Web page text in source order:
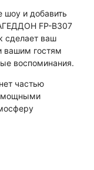
шоу и добавить
FP-B307
сделает ваш
вашим гостям
воспоминания.
частью
мощными